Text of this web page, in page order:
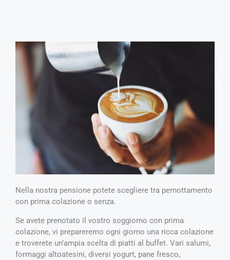
Nella nostra pensione potete scegliere tra pernottamento
con prima colazione o senza.
Se avete prenotato il vostro soggiorno con prima
colazione, vi prepareremo ogni giorno una ricca colazione
e troverete un’ampia scelta di piatti al buffet. Vari salumi,
formaggi altoatesini, diversi yogurt, pane fresco,